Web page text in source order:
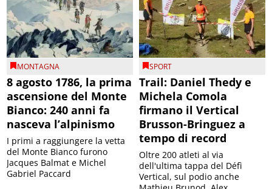
MONTAGNA
8 agosto 1786, la prima
ascensione del Monte
Bianco: 240 anni fa
nasceva l’alpinismo
I primi a raggiungere la vetta
del Monte Bianco furono
Jacques Balmat e Michel
Gabriel Paccard
SPORT
Trail: Daniel Thedy e
Michela Comola
firmano il Vertical
Brusson-Bringuez a
tempo di record
Oltre 200 atleti al via
dell'ultima tappa del Défì
Vertical, sul podio anche